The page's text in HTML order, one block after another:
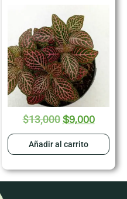
$13,000 $9,000
Añadir al carrito